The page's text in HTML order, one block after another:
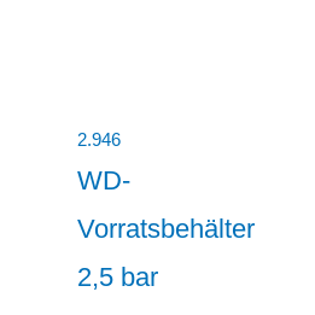
2.946
WD-
Vorratsbehälter
2,5 bar